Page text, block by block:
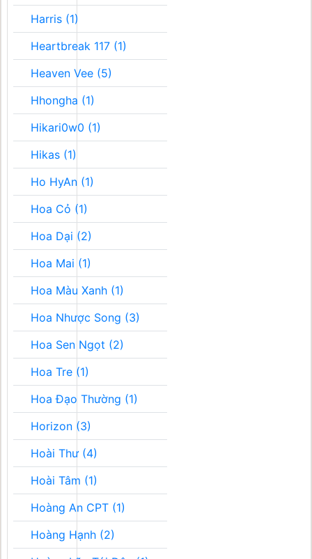
Harris (1)
Heartbreak 117 (1)
Heaven Vee (5)
Hhongha (1)
Hikari0w0 (1)
Hikas (1)
Ho HyAn (1)
Hoa Cỏ (1)
Hoa Dại (2)
Hoa Mai (1)
Hoa Màu Xanh (1)
Hoa Nhược Song (3)
Hoa Sen Ngọt (2)
Hoa Tre (1)
Hoa Đạo Thường (1)
Horizon (3)
Hoài Thư (4)
Hoài Tâm (1)
Hoàng An CPT (1)
Hoàng Hạnh (2)